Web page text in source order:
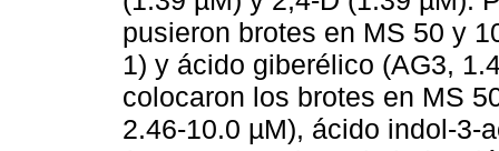
pusieron brotes en MS 50 y
1) y ácido giberélico (AG3,
colocaron los brotes en MS
2.46-10.0 µM), ácido indol-3-